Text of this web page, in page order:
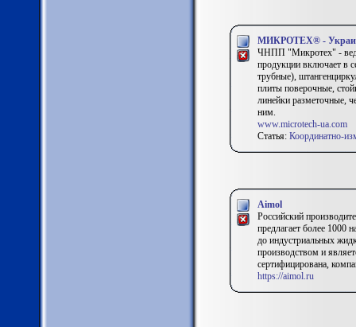
МИКРОТЕХ® -
ЧНПП "Микротех" -
продукции включает в
трубные),
плиты поверочные,
линейки разметочные,
ним.
www.microtech-ua.com
Статья: Координатно-
Aimol
Российский
предлагает более 1000
до индустриальных
производством и
сертифицирована,
https://aimol.ru